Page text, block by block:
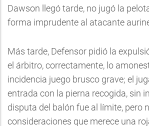
Dawson llegó tarde, no jugó la
forma imprudente al atacante
Más tarde, Defensor pidió la
el árbitro, correctamente, lo
incidencia juego brusco grave; el
entrada con la pierna recogida, sin
disputa del balón fue al límite, pero
consideraciones que merece una